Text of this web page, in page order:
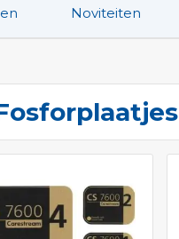
Noviteiten